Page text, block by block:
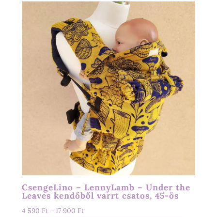
CsengeLino – LennyLamb – Under the
Leaves kendőből varrt csatos, 45-ös
4 590 Ft – 17 900 FtÁrtartomány: